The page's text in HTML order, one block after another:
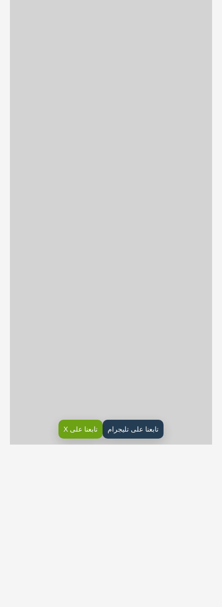
تابعنا على تليجرام تابعنا على X